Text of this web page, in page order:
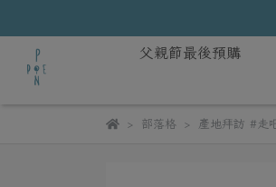
父親節最後預購
部落格 產地拜訪 #走